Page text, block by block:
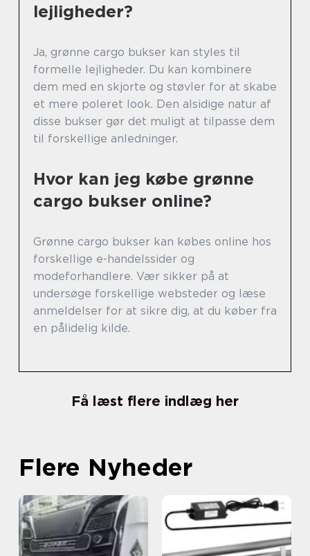
lejligheder?
Ja, grønne cargo bukser kan styles til
formelle lejligheder. Du kan kombinere
dem med en skjorte og støvler for at skabe
et mere poleret look. Den alsidige natur af
disse bukser gør det muligt at tilpasse dem
til forskellige anledninger.
Hvor kan jeg købe grønne
cargo bukser online?
Grønne cargo bukser kan købes online hos
forskellige e-handelssider og
modeforhandlere. Vær sikker på at
undersøge forskellige websteder og læse
anmeldelser for at sikre dig, at du køber fra
en pålidelig kilde.
Få læst flere indlæg her
Flere Nyheder